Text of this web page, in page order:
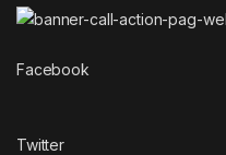
Facebook
Twitter